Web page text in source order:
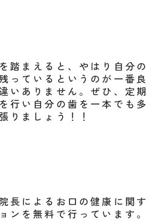
踏まえると、やはり自分の
っているというのが一番良
いありません。ぜひ、定期
行い自分の歯を一本でも多
りましょう！！
長によるお口の健康に関す
ンを無料で行っています。